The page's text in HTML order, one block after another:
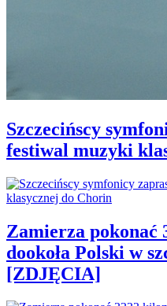
Szczecińscy
festiwal muzyki
Zamierza pokonać
dookoła Polski w
[ZDJĘCIA]